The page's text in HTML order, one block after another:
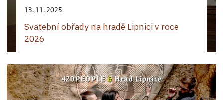
13. 11. 2025
Svatební obřady na hradě Lipnici v roce
2026